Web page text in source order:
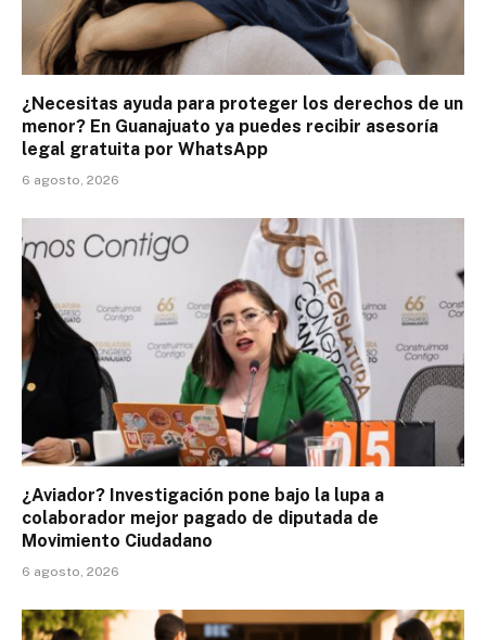
¿Necesitas ayuda para proteger los derechos de un
menor? En Guanajuato ya puedes recibir asesoría
legal gratuita por WhatsApp
6 agosto, 2026
¿Aviador? Investigación pone bajo la lupa a
colaborador mejor pagado de diputada de
Movimiento Ciudadano
6 agosto, 2026